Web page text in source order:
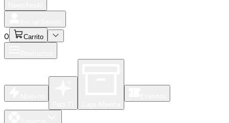
0 Carrito